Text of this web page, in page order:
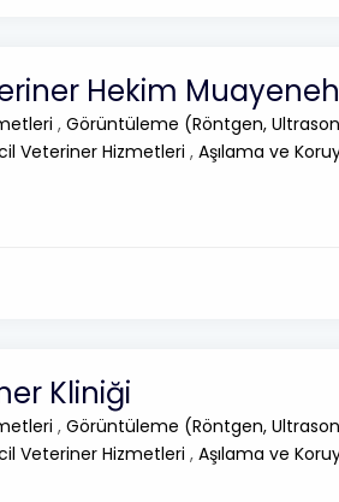
Hekim
, Görüntüleme (Röntgen,
Veteriner Hizmetleri , Aşılama ve
Kliniği
, Görüntüleme (Röntgen,
Veteriner Hizmetleri , Aşılama ve